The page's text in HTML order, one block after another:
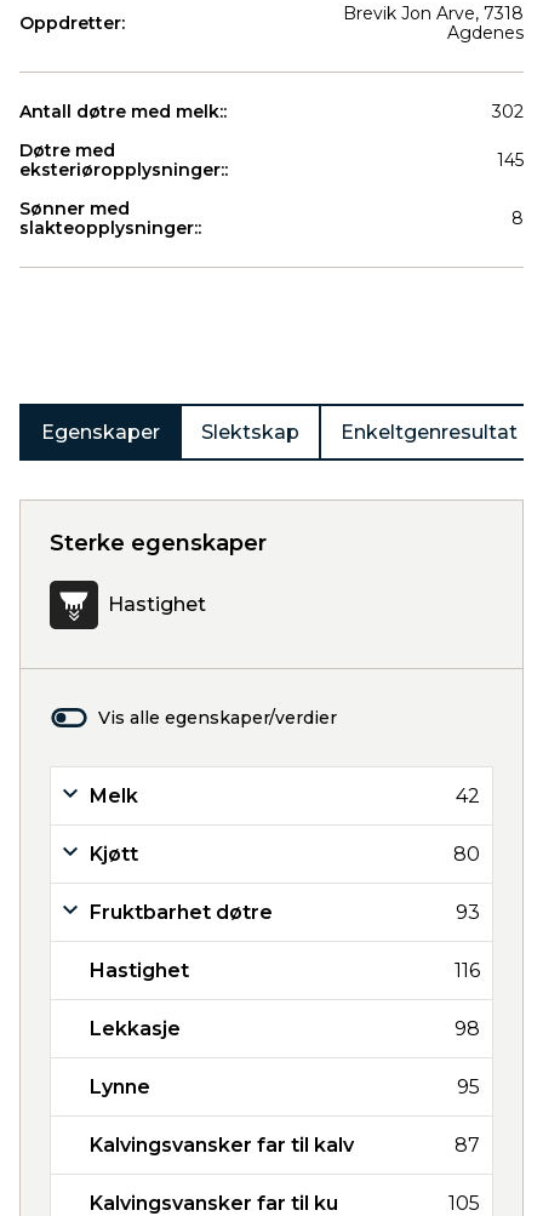
Oppdretter:
Brevik Jon Arve, 7318
Agdenes
Antall døtre med melk::
302
Døtre med
eksteriøropplysninger::
145
Sønner med
slakteopplysninger::
8
Egenskaper Slektskap Enkeltgenresultat
Sterke egenskaper
Hastighet
Vis alle egenskaper/verdier
Melk 42
Kjøtt 80
Fruktbarhet døtre 93
Hastighet 116
Lekkasje 98
Lynne 95
Kalvingsvansker far til kalv 87
Kalvingsvansker far til ku 105